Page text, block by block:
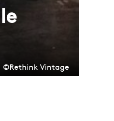
©Rethink Vintage